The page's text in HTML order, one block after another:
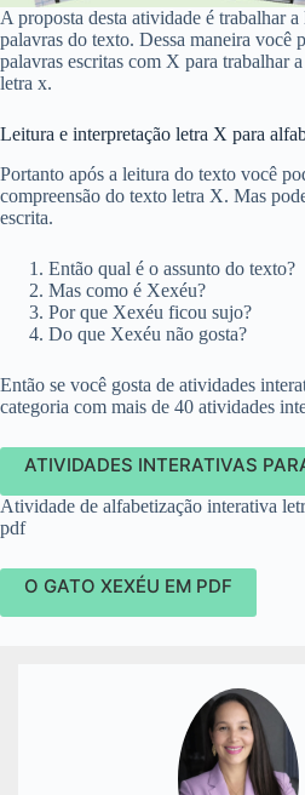
A proposta desta atividade é trabalhar
palavras do texto. Dessa maneira você
palavras escritas com X para trabalhar
letra x.
Leitura e interpretação letra X para
Portanto após a leitura do texto você
compreensão do texto letra X. Mas
escrita.
Então qual é o assunto do texto?
Mas como é Xexéu?
Por que Xexéu ficou sujo?
Do que Xexéu não gosta?
Então se você gosta de atividades
categoria com mais de 40 atividades
ATIVIDADES INTERATIVAS
Atividade de alfabetização interativa
pdf
O GATO XEXÉU EM PDF